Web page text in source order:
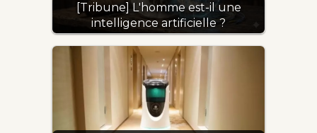
[Tribune] L'homme est-il une
intelligence artificielle ?